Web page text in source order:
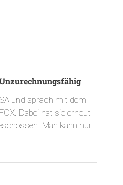
und sprach mit dem
Dabei hat sie erneut
Man kann nur